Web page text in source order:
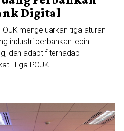
Digital
OJK mengeluarkan tiga aturan
industri perbankan lebih
dan adaptif terhadap
Tiga POJK